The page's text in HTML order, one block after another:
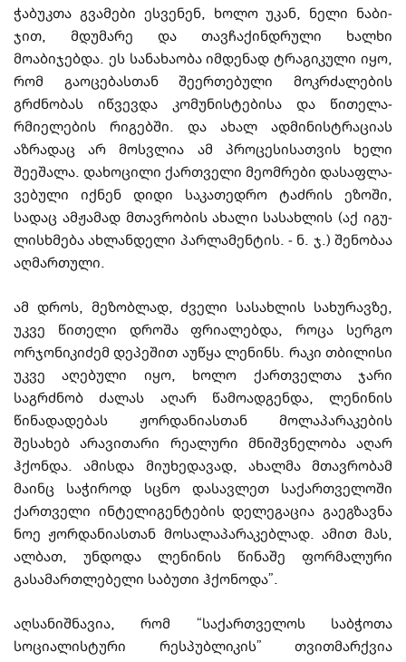
ჭაბუკთა გვამები ესვენენ, ხოლო უკან, ნელი ნა­ბი­
ჯით, მდუმარე და თავჩაქინდრული ხალხი
მოაბიჯებდა. ეს სანახაობა იმდენად ტრაგი­კუ­ლი იყო,
რომ გა­ოცებასთან შეერთებული მოკრძალების
გრძნობას იწვევდა კომუ­ნი­ს­ტებისა და წი­თე­ლ­ა­
რმიელების რიგებში. და ახალ ადმინისტრაციას
აზრადაც არ მოსვ­ლია ამ პროცე­სი­სა­თვის ხელი
შეეშალა. დახოცილი ქართველი მეომრები დასაფლა­
ვე­ბუ­ლი იქნენ დიდი საკათედრო ტაძრის ეზოში,
სადაც ამჟამად მთავრობის ახალი სა­სა­ხ­ლის (აქ იგუ­
ლის­ხ­მება ახლანდელი პარლამენტის. - ნ. ჯ.) შენობაა
აღ­მა­რ­თული.
ამ დროს, მეზობლად, ძველი სასახლის სახურავზე,
უკვე წითელი დროშა ფრია­ლე­ბდა, როცა სერგო
ორჯონიკიძემ დეპეშით აუწყა ლენინს. რაკი თბილისი
უკვე აღე­ბუ­ლი იყო, ხოლო ქართველთა ჯარი
საგრძნობ ძალას აღარ წამოადგენდა, ლენინის
წინადადებას ჟორდანიასთან მოლაპარაკების
შესახებ არავითარი რეალური მნიშვ­ნე­ლო­ბა აღარ
ჰქონდა. ამისდა მიუხედავად, ახალმა მთავრობამ
მაინც საჭიროდ სცნო დასავ­ლეთ საქართველოში
ქართველი ინტელიგენტების დელეგაცია გაეგზავნა
ნოე ჟორდანი­ას­თან მოსალაპარაკებლად. ამით მას,
ალბათ, უნდოდა ლენინის წინაშე ფორმალური
გასამართლებელი საბუთი ჰქონოდა”.
აღსანიშნავია, რომ “საქართველოს საბჭოთა
სოციალისტური რესპუბ­ლიკის” თვი­თ­მარქვია